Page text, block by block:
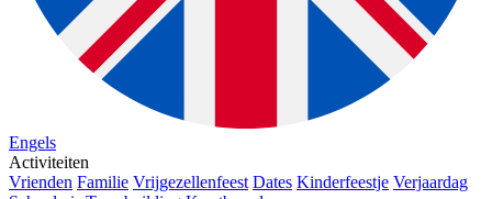
Engels
Activiteiten
Vrienden Familie Vrijgezellenfeest Dates Kinderfeestje Verjaardag